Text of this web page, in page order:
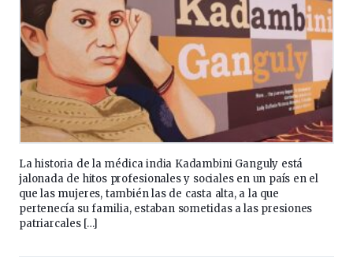
La historia de la médica india Kadambini Ganguly está
jalonada de hitos profesionales y sociales en un país en el
que las mujeres, también las de casta alta, a la que
pertenecía su familia, estaban sometidas a las presiones
patriarcales […]